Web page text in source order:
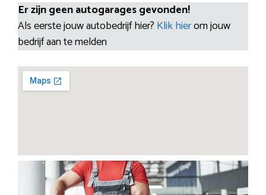
Er zijn geen autogarages gevonden!
Als eerste jouw autobedrijf hier? Klik hierom jouw
bedrijf aan te melden